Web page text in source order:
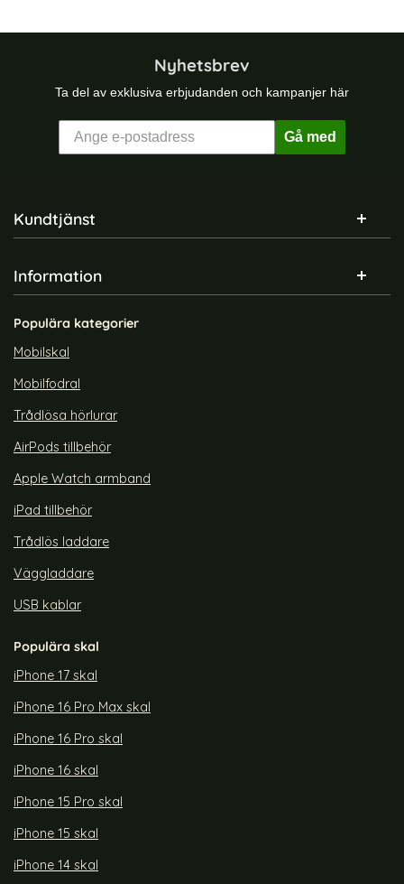
Nyhetsbrev
Ta del av exklusiva erbjudanden och kampanjer här
Gå med
Sidfot Blandad info och länkar
Kundtjänst
Information
Populära kategorier
Mobilskal
Mobilfodral
Trådlösa hörlurar
AirPods tillbehör
Apple Watch armband
iPad tillbehör
Trådlös laddare
Väggladdare
USB kablar
Populära skal
iPhone 17 skal
iPhone 16 Pro Max skal
iPhone 16 Pro skal
iPhone 16 skal
iPhone 15 Pro skal
iPhone 15 skal
iPhone 14 skal